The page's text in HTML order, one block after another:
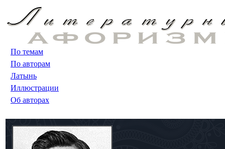
По темам
По авторам
Латынь
Иллюстрации
Об авторах